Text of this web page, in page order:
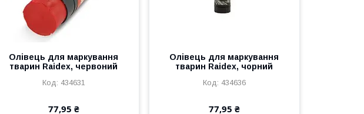
Олівець для маркування
тварин Raidex, червоний
434631
77,95 ₴
Олівець для маркування
тварин Raidex, чорний
434636
77,95 ₴